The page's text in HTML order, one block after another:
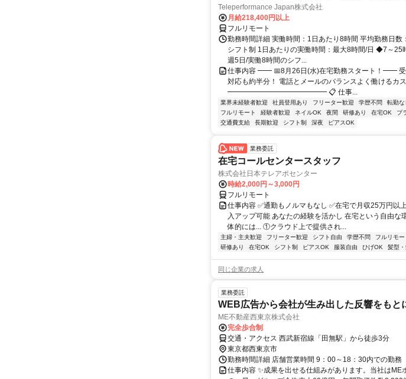
Teleperformance Japan株式会社
月給218,400円以上
フルリモート
勤務時間詳細 実働時間：1日あたり8時間 平均勤務日数
シフト制 1日あたりの実働時間：最大8時間/日 ◆7～25
週5日/実働8時間のシフ...
仕事内容 ━━ 📅8月26日(水)在宅勤務スタート！━━ 受
対応も約半分！ 電話とメールのバランスよく働けるカ
━━━━━━━━━━━━━━ 📋 仕事...
業界未経験者歓迎 社員登用あり フリーター歓迎 学歴不問 転勤な
フルリモート
経験者歓迎 ネイルOK 夜間 研修あり 在宅OK ブ
交通費支給
長期歓迎 シフト制 深夜 ピアスOK
業務委託
在宅コールセンタースタッフ
株式会社日本テレアポセンター
時給2,000円～3,000円
フルリモート
仕事内容 ✅通勤もノルマもなし ✅在宅で月収25万円以
入アップ可能 あなたの経験を活かし 在宅という自由な
体的には... ①クラウド上で提供され...
主婦・主夫歓迎 フリーター歓迎 シフト自由 学歴不問 フルリモー
研修あり
在宅OK シフト制 ピアスOK 服装自由 ひげOK 髪型
同じ企業の求人
業務委託
WEB広告から会社が生み出した反響をもと
ME不動産西東京株式会社
完全歩合制
交通・アクセス 西武新宿線「田無駅」から徒歩3分
東京都西東京市
勤務時間詳細 店舗営業時間 9：00～18：30内での勤務
仕事内容 ✨成果を出せる仕組みがあります。当社はME